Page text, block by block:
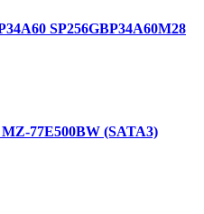
SP256GBP34A60M28
MZ-77E500BW (SATA3)